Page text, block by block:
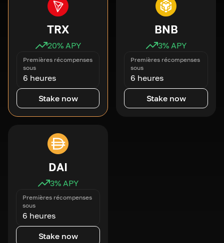
TRX
20% APY
Premières récompenses
sous
6 heures
Stake now
BNB
3% APY
Premières récompenses
sous
6 heures
Stake now
DAI
3% APY
Premières récompenses
sous
6 heures
Stake now